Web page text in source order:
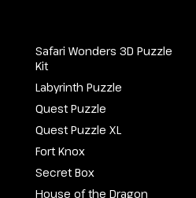
Safari Wonders 3D Puzzle
Kit
Labyrinth Puzzle
Quest Puzzle
Quest Puzzle XL
Fort Knox
Secret Box
House of the Dragon